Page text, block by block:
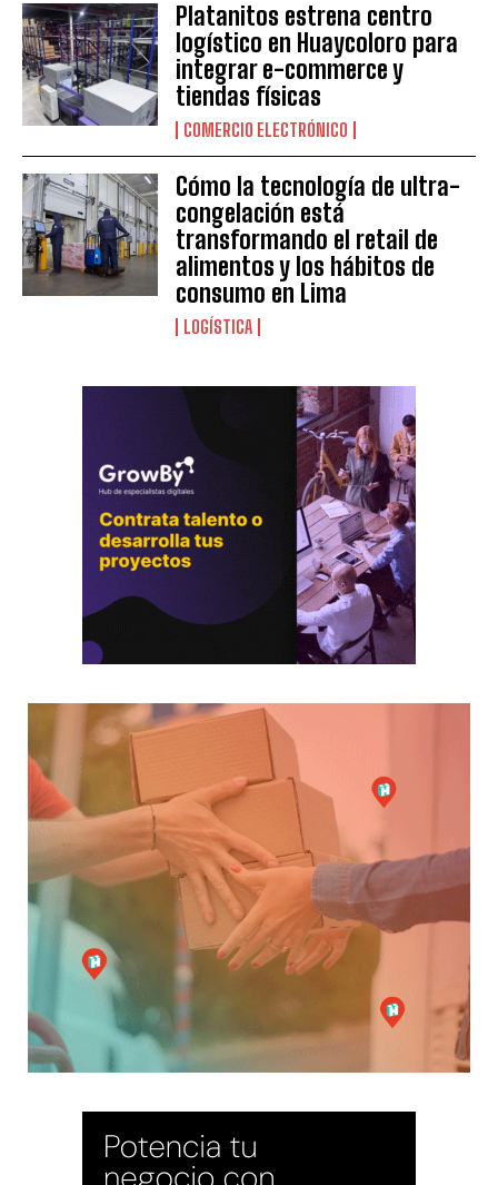
Platanitos estrena centro
logístico en Huaycoloro para
integrar e-commerce y
tiendas físicas
COMERCIO ELECTRÓNICO
Cómo la tecnología de ultra-
congelación está
transformando el retail de
alimentos y los hábitos de
consumo en Lima
LOGÍSTICA